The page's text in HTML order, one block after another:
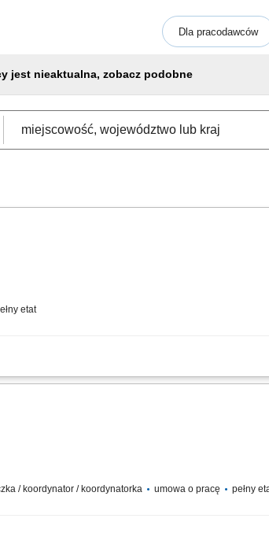
Dla pracodawców
jest nieaktualna, zobacz podobne
etat
w ruchu krajowym na obszarze Niemiec.
/ koordynator / koordynatorka umowa o pracę pełny